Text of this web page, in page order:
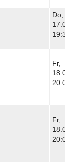
Do,
Fr,
Fr,